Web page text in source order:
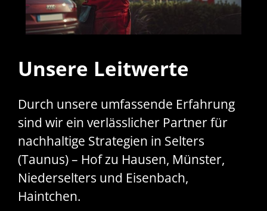
Unsere Leitwerte
Durch unsere umfassende Erfahrung
sind wir ein verlässlicher Partner für
nachhaltige Strategien in Selters
(Taunus) – Hof zu Hausen, Münster,
Niederselters und Eisenbach,
Haintchen.